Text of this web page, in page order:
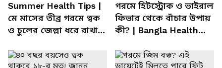
Summer Health Tips |
মে মাসের তীব্র গরমে ত্বক
ও চুলের জেল্লা ধরে রাখার
গরমে হিটস্ট্রোক ও ভাইরাল
ফিভার থেকে বাঁচার উপায়
কী? | Bangla Health